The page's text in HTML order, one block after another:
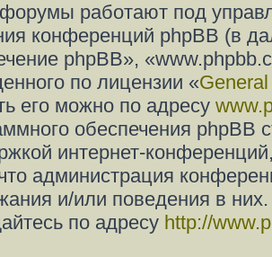
работают под
конференций phpBB (в
phpBB»,
по лицензии «
его можно по адресу
обеспечения phpBB
интернет-
администрация
и/или поведения в
по адресу http://